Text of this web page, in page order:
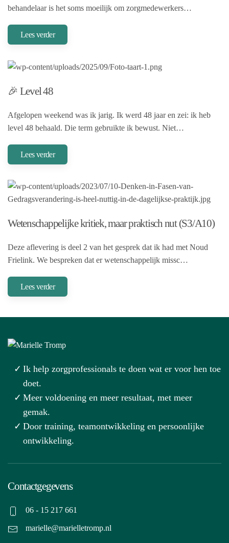
behandelaar is het soms moeilijk om zorgmedewerkers…
Lees verder
🎉 Level 48
Afgelopen weekend was ik jarig. Ik werd 48 jaar en zei: ik heb
level 48 behaald. Die term gebruikte ik bewust. Niet…
Lees verder
Wetenschappelijke kritiek, maar praktisch nut (S3/A10)
Deze aflevering is deel 2 van het gesprek dat ik had met Noud
Frielink. We bespreken dat er wetenschappelijk missc…
Lees verder
Ik help zorgprofessionals te doen wat er voor hen toe
doet.
Meer voldoening en meer resultaat, met meer
gemak.
Door training, teamontwikkeling en persoonlijke
ontwikkeling.
Contactgegevens
06 - 15 217 661
marielle@marielletromp.nl